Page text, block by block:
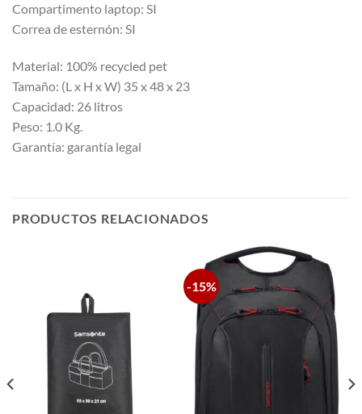
Compartimento laptop: SI
Correa de esternón: SI
Material: 100% recycled pet
Tamaño: (L x H x W) 35 x 48 x 23
Capacidad: 26 litros
Peso: 1.0 Kg.
Garantía: garantía legal
PRODUCTOS RELACIONADOS
-15%